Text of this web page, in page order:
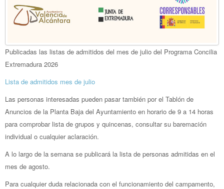
Publicadas las listas de admitidos del mes de julio del Programa Concilia
Extremadura 2026
Lista de admitidos mes de julio
Las personas interesadas pueden pasar también por el Tablón de
Anuncios de la Planta Baja del Ayuntamiento en horario de 9 a 14 horas
para comprobar lista de grupos y quincenas, consultar su baremación
individual o cualquier aclaración.
A lo largo de la semana se publicará la lista de personas admitidas en el
mes de agosto.
Para cualquier duda relacionada con el funcionamiento del campamento,